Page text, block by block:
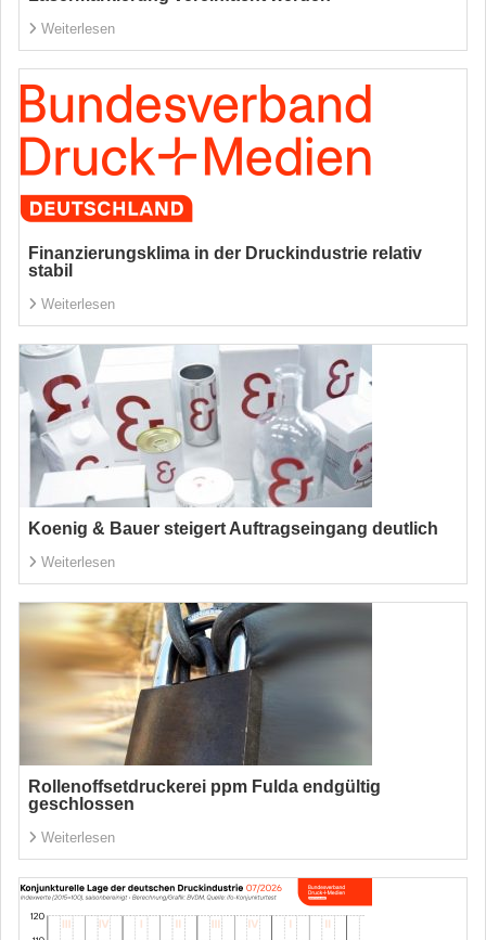
Weiterlesen
Finanzierungsklima in der Druckindustrie relativ
stabil
Weiterlesen
Koenig & Bauer steigert Auftragseingang deutlich
Weiterlesen
Rollenoffsetdruckerei ppm Fulda endgültig
geschlossen
Weiterlesen